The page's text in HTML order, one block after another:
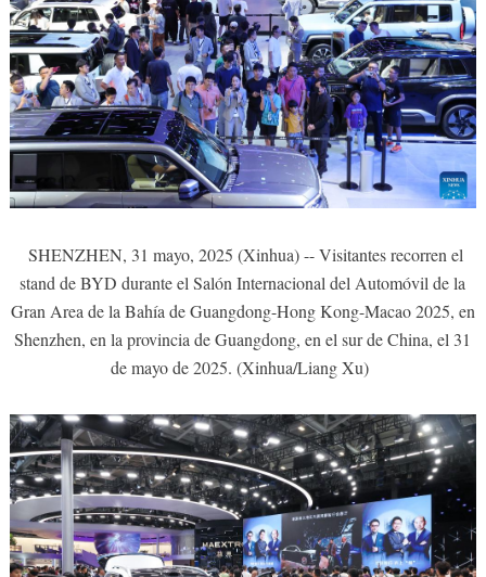
SHENZHEN, 31 mayo, 2025 (Xinhua) -- Visitantes recorren el
stand de BYD durante el Salón Internacional del Automóvil de la
Gran Area de la Bahía de Guangdong-Hong Kong-Macao 2025, en
Shenzhen, en la provincia de Guangdong, en el sur de China, el 31
de mayo de 2025. (Xinhua/Liang Xu)